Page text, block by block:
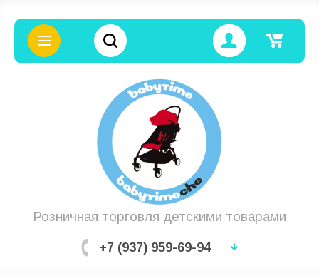
Розничная торговля детскими товарами
+7 (937) 959-69-94